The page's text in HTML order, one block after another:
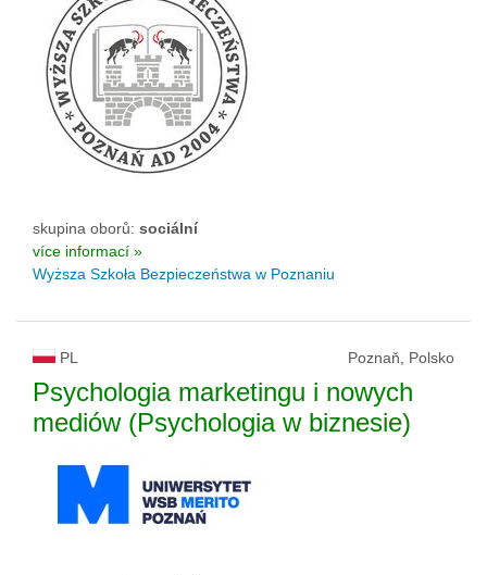
skupina oborů: sociální
více informací »
Wyższa Szkoła Bezpieczeństwa w Poznaniu
PL Poznaň, Polsko
Psychologia marketingu i nowych
mediów (Psychologia w biznesie)